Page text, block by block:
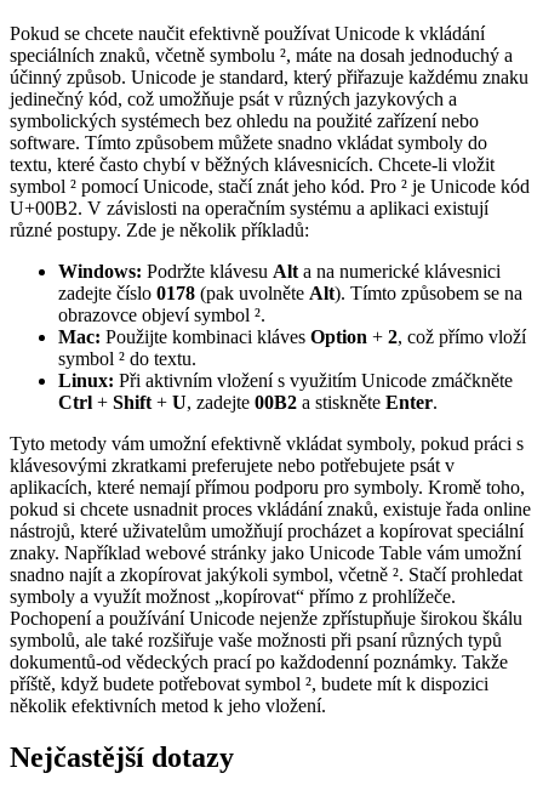
Pokud se chcete naučit efektivně používat Unicode k vkládání
speciálních znaků, včetně symbolu ², máte na dosah jednoduchý a
účinný způsob. Unicode je standard, který přiřazuje každému znaku
jedinečný kód, což umožňuje psát v různých jazykových a
symbolických systémech bez ohledu na použité zařízení nebo
software. Tímto způsobem můžete snadno vkládat symboly do
textu, které často chybí v běžných klávesnicích. Chcete-li vložit
symbol ² pomocí Unicode, stačí znát jeho kód. Pro ² je Unicode kód
U+00B2. V závislosti na operačním systému a aplikaci existují
různé postupy. Zde je několik příkladů:
Windows: Podržte klávesu Alt a na numerické klávesnici
zadejte číslo 0178 (pak uvolněte Alt). Tímto způsobem se na
obrazovce objeví symbol ².
Mac: Použijte kombinaci kláves Option + 2, což přímo vloží
symbol ² do textu.
Linux: Při aktivním vložení s využitím Unicode zmáčkněte
Ctrl + Shift + U, zadejte 00B2 a stiskněte Enter.
Tyto metody vám umožní efektivně vkládat symboly, pokud práci s
klávesovými zkratkami preferujete nebo potřebujete psát v
aplikacích, které nemají přímou podporu pro symboly. Kromě toho,
pokud si chcete usnadnit proces vkládání znaků, existuje řada online
nástrojů, které uživatelům umožňují procházet a kopírovat speciální
znaky. Například webové stránky jako Unicode Table vám umožní
snadno najít a zkopírovat jakýkoli symbol, včetně ². Stačí prohledat
symboly a využít možnost „kopírovat“ přímo z prohlížeče.
Pochopení a používání Unicode nejenže zpřístupňuje širokou škálu
symbolů, ale také rozšiřuje vaše možnosti při psaní různých typů
dokumentů-od vědeckých prací po každodenní poznámky. Takže
příště, když budete potřebovat symbol ², budete mít k dispozici
několik efektivních metod k jeho vložení.
Nejčastější dotazy